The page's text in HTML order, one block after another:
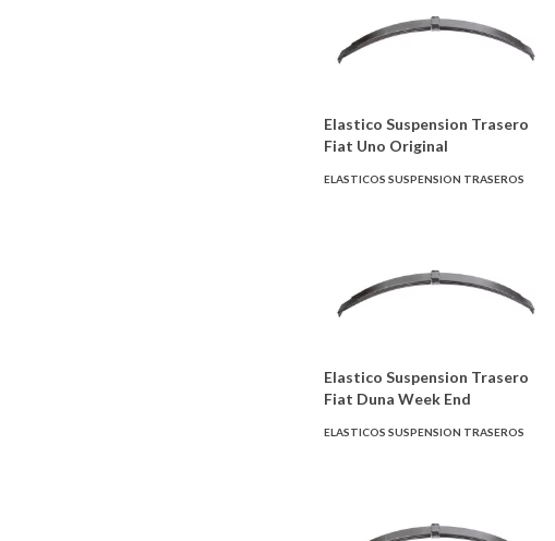
Elastico Suspension Trasero
Fiat Uno Original
ELASTICOS SUSPENSION TRASEROS
Elastico Suspension Trasero
Fiat Duna Week End
ELASTICOS SUSPENSION TRASEROS